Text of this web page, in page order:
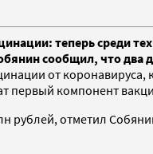
теперь среди
сообщил, что два
от коронавируса,
компонент
рублей, отметил